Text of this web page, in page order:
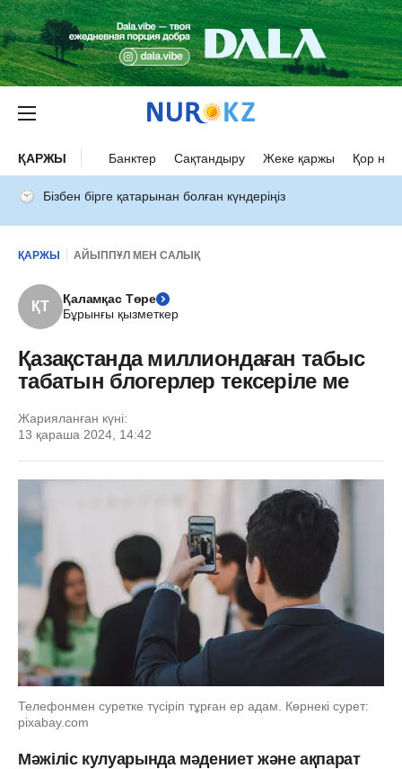
ҚАРЖЫ Банктер Сақтандыру Жеке қаржы Қор
Бізбен бірге қатарынан болған күндеріңіз
ҚАРЖЫ АЙЫППҰЛ МЕН САЛЫҚ
ҚТ
Қаламқас Төре
Бұрынғы қызметкер
Қазақстанда миллиондаған табыс
табатын блогерлер тексеріле ме
Жарияланған күні:
13 қараша 2024, 14:42
Телефонмен суретке түсіріп тұрған ер адам. Көрнекі сурет:
pixabay.com
Мәжіліс кулуарында мәдениет және ақпарат